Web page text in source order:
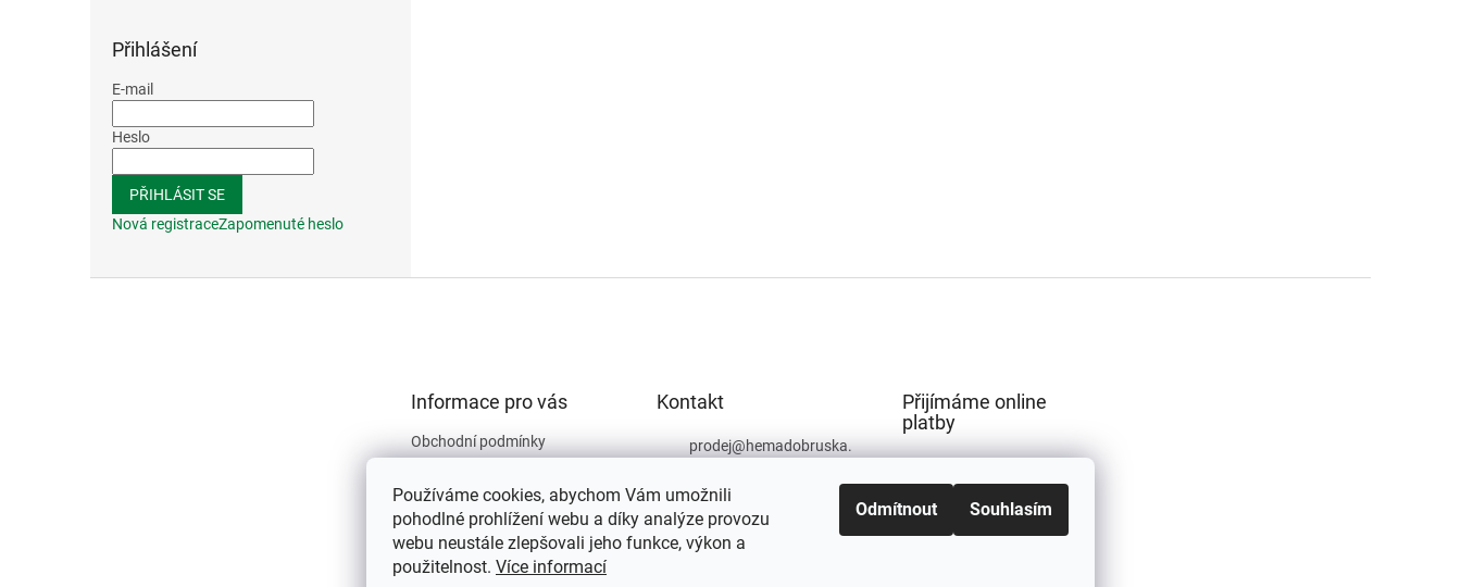
Používáme cookies, abychom Vám umožnili
pohodlné prohlížení webu a díky analýze provozu
webu neustále zlepšovali jeho funkce, výkon a
použitelnost. Více informací
Odmítnout Souhlasím
Přihlášení
E-mail
Heslo
PŘIHLÁSIT SE
Nová registraceZapomenuté heslo
Informace pro vás
Obchodní podmínky
údajů
Kontakty
O nás
Kontakt
prodej@hemadobruska.
494 623 129
Přijímáme online
platby